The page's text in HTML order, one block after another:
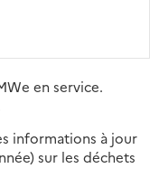
en service.
informations à jour
sur les déchets